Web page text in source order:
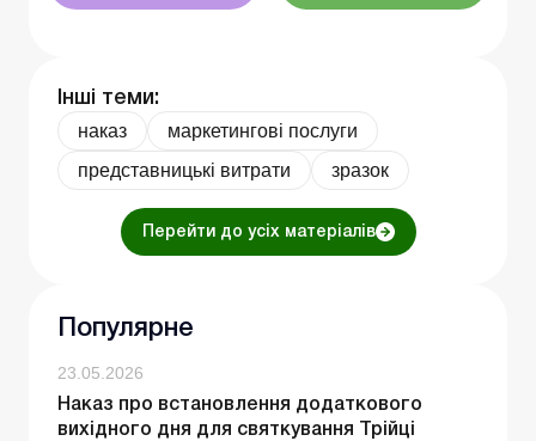
Інші теми:
наказ
маркетингові послуги
представницькі витрати
зразок
Перейти до усіх матеріалів
Популярне
23.05.2026
Наказ про встановлення додаткового
вихідного дня для святкування Трійці